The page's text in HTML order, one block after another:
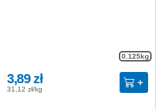
0.125kg
3,89 zł
31,12 zł/kg